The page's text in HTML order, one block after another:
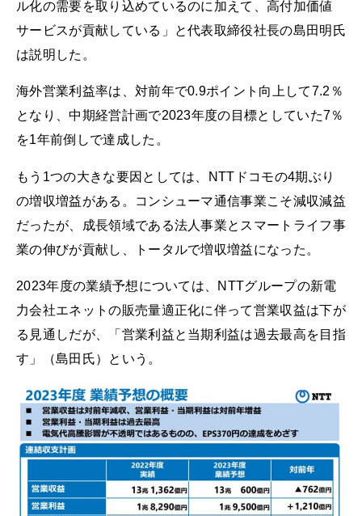
ル化の需要を取り込めているのに加えて、高付加価値
サービスが貢献している」と代表取締役社長の島田明氏
は説明した。
海外営業利益率は、対前年で0.9ポイント向上して7.2％
となり、中期経営計画で2023年度の目標としていた7％
を1年前倒しで達成した。
もう1つの大きな要因としては、NTTドコモの4期ぶり
の増収増益がある。コンシューマ通信事業こそ減収減益
だったが、成長領域である法人事業とスマートライフ事
業の伸びが貢献し、トータルで増収増益になった。
2023年度の業績予想については、NTTグループの新電
力会社エネットの販売量適正化に伴って営業収益は下が
る見通しだが、「営業利益と当期利益は過去最高を目指
す」（島田氏）という。